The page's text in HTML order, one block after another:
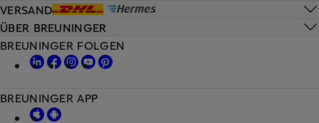
VERSAND
ÜBER BREUNINGER
BREUNINGER FOLGEN
BREUNINGER APP